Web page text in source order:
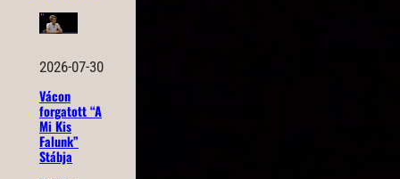
2026-07-30
Vácon
forgatott “A
Mi Kis
Falunk”
Stábja